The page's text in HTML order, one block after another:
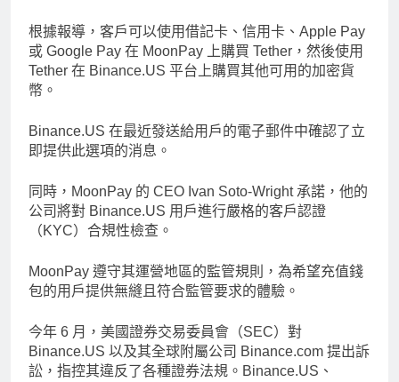
根據報導，客戶可以使用借記卡、信用卡、Apple Pay
或 Google Pay 在 MoonPay 上購買 Tether，然後使用
Tether 在 Binance.US 平台上購買其他可用的加密貨
幣。
Binance.US 在最近發送給用戶的電子郵件中確認了立
即提供此選項的消息。
同時，MoonPay 的 CEO Ivan Soto-Wright 承諾，他的
公司將對 Binance.US 用戶進行嚴格的客戶認證
（KYC）合規性檢查。
MoonPay 遵守其運營地區的監管規則，為希望充值錢
包的用戶提供無縫且符合監管要求的體驗。
今年 6 月，美國證券交易委員會（SEC）對
Binance.US 以及其全球附屬公司 Binance.com 提出訴
訟，指控其違反了各種證券法規。Binance.US、